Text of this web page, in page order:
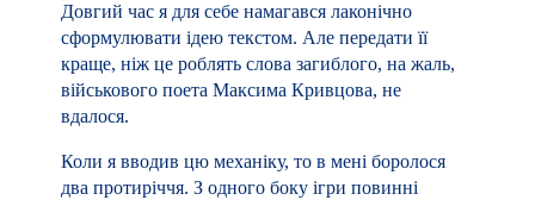
Довгий час я для себе намагався лаконічно
сформулювати ідею текстом. Але передати її
краще, ніж це роблять слова загиблого, на жаль,
військового поета Максима Кривцова, не
вдалося.
Коли я вводив цю механіку, то в мені боролося
два протиріччя. З одного боку ігри повинні